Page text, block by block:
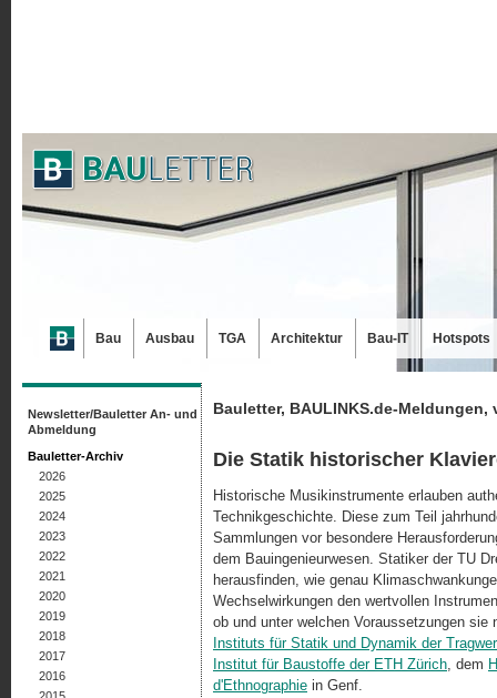
Bauletter, BAULINKS.de-Meldungen,
Die Statik historischer
Historische Musikinstrumente erlauben
Technikgeschichte. Diese zum Teil
Sammlungen vor besondere
dem Bauingenieurwesen. Statiker der TU
herausfinden, wie genau
Wechselwirkungen den wertvollen
ob und unter welchen Voraussetzungen
Instituts für Statik und Dynamik der
Institut für Baustoffe der ETH Zürich, dem
d'Ethnographie in Genf.
Newsletter/Bauletter An- und
Abmeldung
Bauletter-Archiv
2026
2025
2024
2023
2022
2021
2020
2019
2018
2017
2016
Bau Ausbau TGA Architektur Bau-IT Hotspots